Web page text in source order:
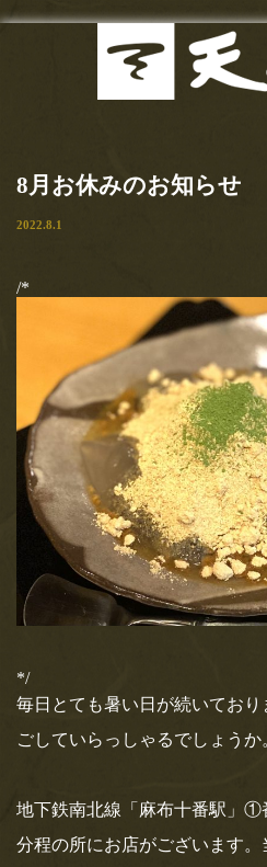
8月お休みのお知らせ
2022.8.1
/*
*/
毎日とても暑い日が続いてお
ごしていらっしゃるでしょうか
地下鉄南北線「麻布十番駅」①
分程の所にお店がございます
お食事
お土産
お飲み物
お土産
メディア情報
店舗情報
東京カ
2020.5.15
【おい
ご紹介
【おいしいマルシェ】さんに
ございます！！おいしいマル
2020.4.22
出版の
集バージョンにて
ました！
2020.4.22
エイ出
ただきました！
エイ出版社 発行の『孤独の
21日 〜ひとりでスイーツ